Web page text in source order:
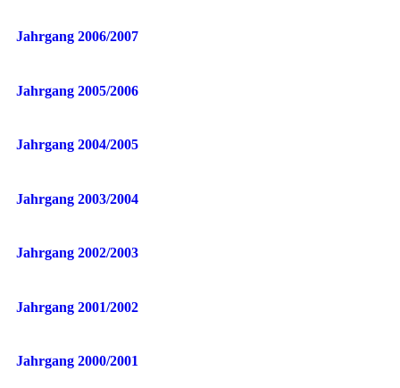
Jahrgang 2006/2007
Jahrgang 2005/2006
Jahrgang 2004/2005
Jahrgang 2003/2004
Jahrgang 2002/2003
Jahrgang 2001/2002
Jahrgang 2000/2001